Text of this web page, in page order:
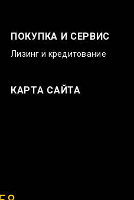
ПОКУПКА И СЕРВИС
Лизинг и кредитование
КАРТА САЙТА